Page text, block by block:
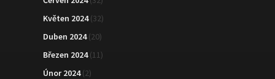
Květen 2024(32)
Duben 2024(20)
Březen 2024(11)
Únor 2024(2)